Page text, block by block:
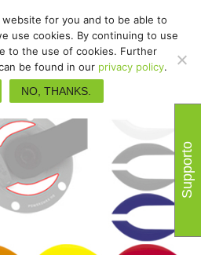
Supporto
for you and to be able to
use cookies. By continuing to use
to the use of cookies. Further
be found in our privacy policy.
NO, THANKS.